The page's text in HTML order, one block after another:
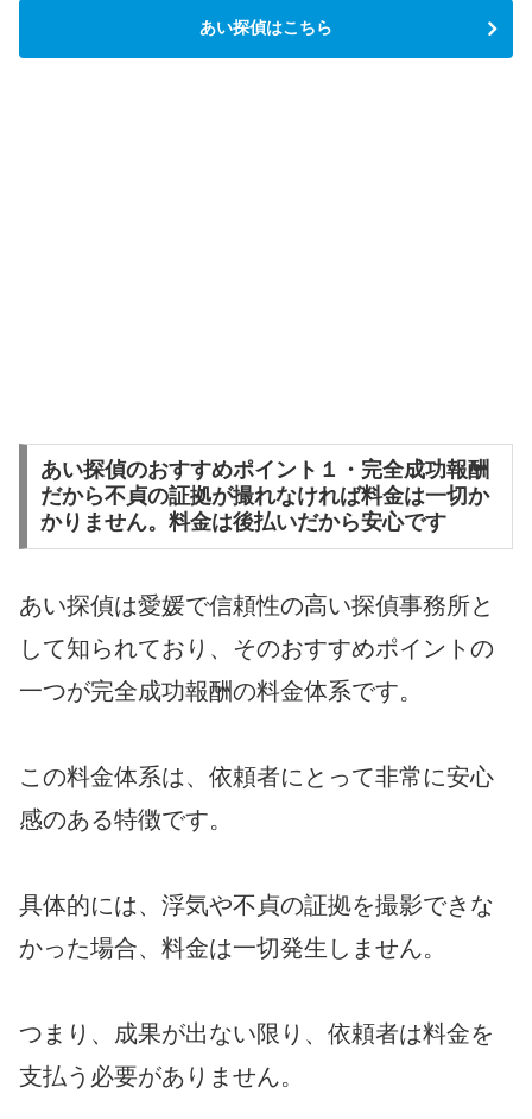
あい探偵はこちら
あい探偵のおすすめポイント１・完全成功報酬
だから不貞の証拠が撮れなければ料金は一切か
かりません。料金は後払いだから安心です
あい探偵は愛媛で信頼性の高い探偵事務所と
して知られており、そのおすすめポイントの
一つが完全成功報酬の料金体系です。
この料金体系は、依頼者にとって非常に安心
感のある特徴です。
具体的には、浮気や不貞の証拠を撮影できな
かった場合、料金は一切発生しません。
つまり、成果が出ない限り、依頼者は料金を
支払う必要がありません。